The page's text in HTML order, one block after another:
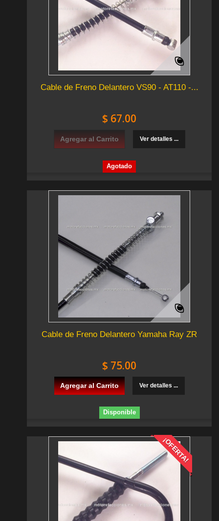
Cable de Freno Delantero VS90 - AT110 -...
$ 67.00
Agregar al Carrito Ver detalles ...
Agotado
Cable de Freno Delantero Yamaha Ray ZR
$ 75.00
Agregar al Carrito Ver detalles ...
Disponible
¡OFERTA!